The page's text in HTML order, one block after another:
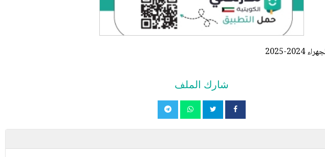
2025
شارك الملف